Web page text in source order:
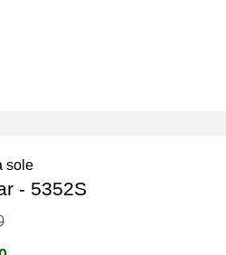
sole
- 5352S